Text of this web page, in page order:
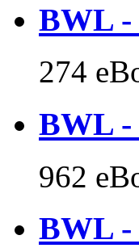
BWL
274
BWL -
962
BWL -